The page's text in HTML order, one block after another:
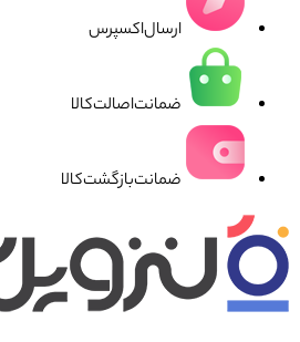
ارسال‌اکسپرس
ضمانت‌اصالت‌کالا
ضمانت‌بازگشت‌کالا